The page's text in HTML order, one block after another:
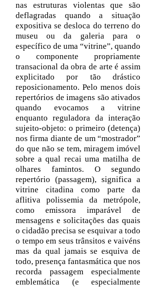
nas estruturas violentas que são
deflagradas quando a situação
expositiva se desloca do terreno do
museu ou da galeria para o
específico de uma “vitrine”, quando
o componente propriamente
transacional da obra de arte é assim
explicitado por tão drástico
reposicionamento. Pelo menos dois
repertórios de imagens são ativados
quando evocamos a vitrine
enquanto reguladora da interação
sujeito-objeto: o primeiro (detença)
nos firma diante de um “mostrador”
do que não se tem, miragem imóvel
sobre a qual recai uma matilha de
olhares famintos. O segundo
repertório (passagem), significa a
vitrine citadina como parte da
aflitiva polissemia da metrópole,
como emissora imparável de
mensagens e solicitações das quais
o cidadão precisa se esquivar a todo
o tempo em seus trânsitos e vaivéns
mas da qual jamais se esquiva de
todo, presença fantasmática que nos
recorda passagem especialmente
emblemática (e especialmente